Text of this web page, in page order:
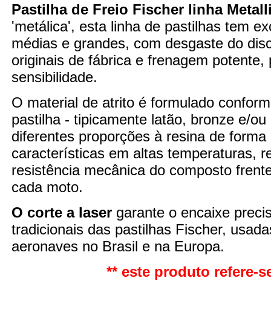
Pastilha de Freio Fischer linha
'metálica', esta linha de pastilhas tem
médias e grandes, com desgaste do
originais de fábrica e frenagem potente,
sensibilidade.
O material de atrito é formulado
pastilha - tipicamente latão, bronze e/
diferentes proporções à resina de
características em altas temperaturas,
resistência mecânica do composto
cada moto.
O corte a laser garante o encaixe
tradicionais das pastilhas Fischer,
aeronaves no Brasil e na Europa.
** este produto refere-